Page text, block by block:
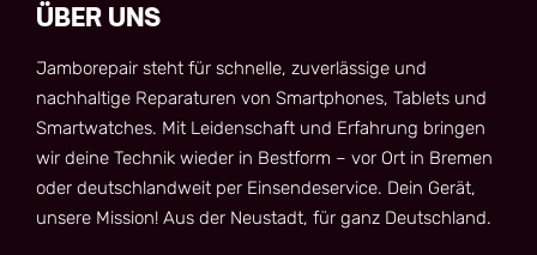
ÜBER UNS
Jamborepair steht für schnelle, zuverlässige und
nachhaltige Reparaturen von Smartphones, Tablets und
Smartwatches. Mit Leidenschaft und Erfahrung bringen
wir deine Technik wieder in Bestform – vor Ort in Bremen
oder deutschlandweit per Einsendeservice. Dein Gerät,
unsere Mission! Aus der Neustadt, für ganz Deutschland.